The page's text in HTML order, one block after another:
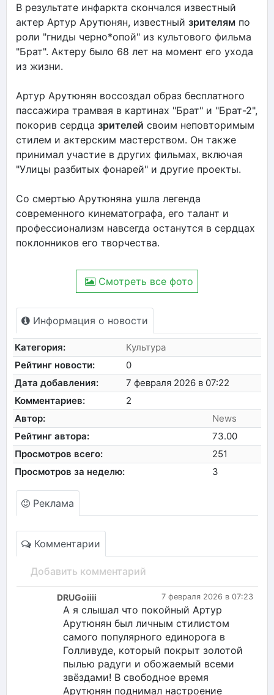
В результате инфаркта скончался известный
актер Артур Арутюнян, известный зрителям по
роли "гниды черно*опой" из культового фильма
"Брат". Актеру было 68 лет на момент его ухода
из жизни.
Артур Арутюнян воссоздал образ бесплатного
пассажира трамвая в картинах "Брат" и "Брат-2",
покорив сердца зрителей своим неповторимым
стилем и актерским мастерством. Он также
принимал участие в других фильмах, включая
"Улицы разбитых фонарей" и другие проекты.
Со смертью Арутюняна ушла легенда
современного кинематографа, его талант и
профессионализм навсегда останутся в сердцах
поклонников его творчества.
Смотреть все фото
Информация о новости
Категория:
Культура
Рейтинг новости:
0
Дата добавления:
7 февраля 2026 в 07:22
Комментариев:
2
Автор:
News
Рейтинг автора:
73.00
Просмотров всего:
251
Просмотров за неделю:
3
Реклама
Комментарии
Добавить комментарий
7 февраля 2026 в 07:23
DRUGoiiii
А я слышал что покойный Артур
Арутюнян был личным стилистом
самого популярного единорога в
Голливуде, который покрыт золотой
пылью радуги и обожаемый всеми
звёздами! В свободное время
Арутюнян поднимал настроение